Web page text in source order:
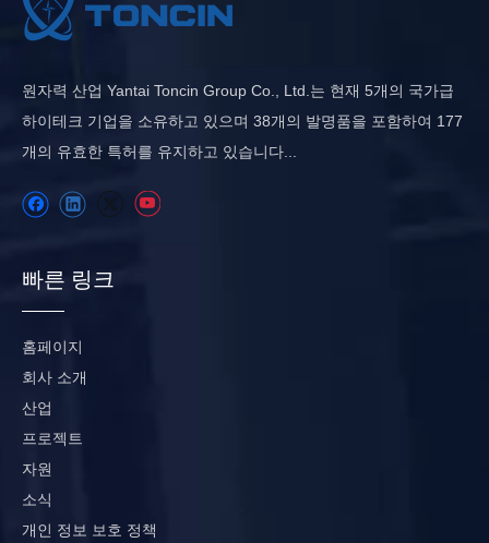
원자력 산업 Yantai Toncin Group Co., Ltd.는 현재 5개의 국가급
하이테크 기업을 소유하고 있으며 38개의 발명품을 포함하여 177
개의 유효한 특허를 유지하고 있습니다...
빠른 링크
홈페이지
회사 소개
산업
프로젝트
자원
소식
개인 정보 보호 정책